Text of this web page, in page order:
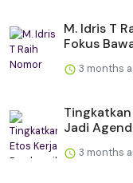
M. Idris T
Fokus
3 months
Jadi
3 months